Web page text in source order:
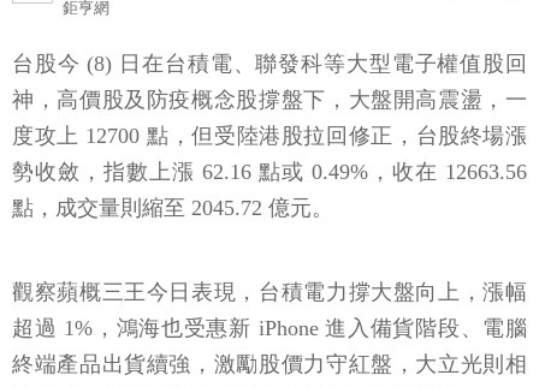
鉅亨網
台股今 (8) 日在台積電、聯發科等大型電子權值股回
神，高價股及防疫概念股撐盤下，大盤開高震盪，一
度攻上 12700 點，但受陸港股拉回修正，台股終場漲
勢收斂，指數上漲 62.16 點或 0.49%，收在 12663.56
點，成交量則縮至 2045.72 億元。
觀察蘋概三王今日表現，台積電力撐大盤向上，漲幅
超過 1%，鴻海也受惠新 iPhone 進入備貨階段、電腦
終端產品出貨續強，激勵股價力守紅盤，大立光則相